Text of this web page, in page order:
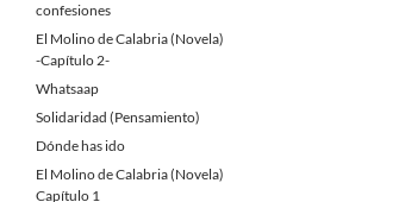
confesiones
El Molino de Calabria (Novela)
-Capítulo 2-
Whatsaap
Solidaridad (Pensamiento)
Dónde has ido
El Molino de Calabria (Novela)
Capítulo 1